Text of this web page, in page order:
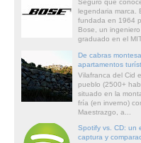
Seguro que
legendaria marca.
fundada en 1964
Bose, un
graduado en el
De cabras
apartamentos
Vilafranca del Cid
pueblo (2500+
situado en la
fría (en inverno)
Maestrazgo, a...
Spotify vs. CD: un
captura y